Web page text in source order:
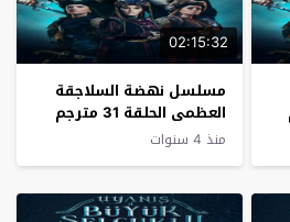
02:15:32
مسلسل نهضة السلاجقة
العظمى الحلقة 31 مترجم
منذ 4 سنوات